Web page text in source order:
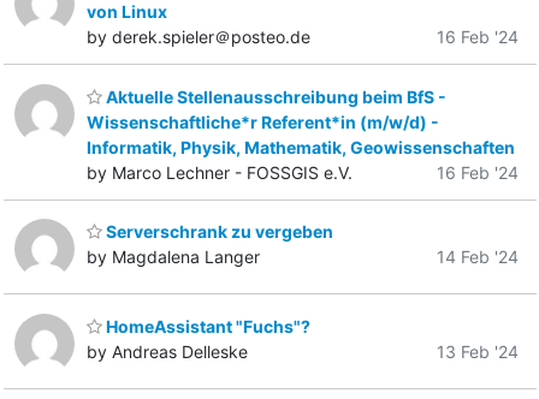
von Linux
by derek.spieler＠posteo.de
16 Feb '24
Aktuelle Stellenausschreibung beim BfS -
Wissenschaftliche*r Referent*in (m/w/d) -
Informatik, Physik, Mathematik, Geowissenschaften
by Marco Lechner - FOSSGIS e.V.
16 Feb '24
Serverschrank zu vergeben
by Magdalena Langer
14 Feb '24
HomeAssistant "Fuchs"?
by Andreas Delleske
13 Feb '24